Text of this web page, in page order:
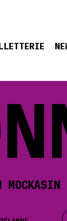
MOCKASIN